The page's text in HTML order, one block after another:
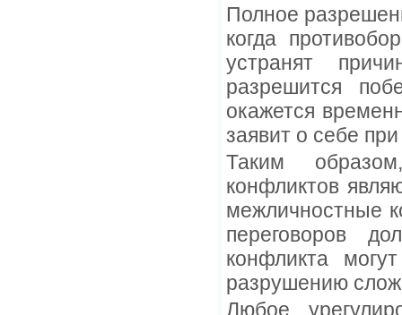
Полное
когда
устранят
разрешится
окажется
заявит о себе
Таким
конфликтов
межличностные
переговоров
конфликта
разрушению
Любое